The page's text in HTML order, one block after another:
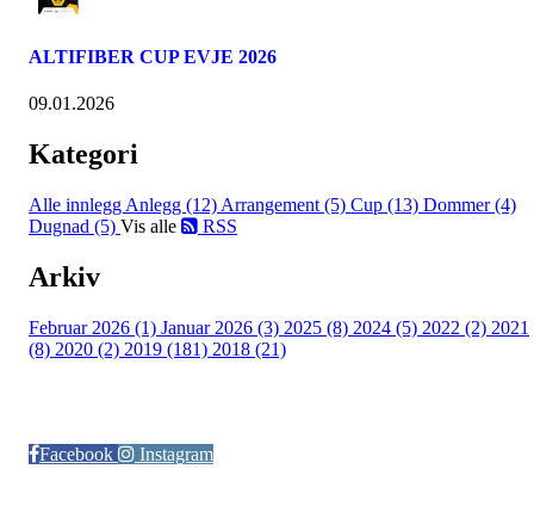
ALTIFIBER CUP EVJE 2026
09.01.2026
Kategori
Alle innlegg Anlegg (12) Arrangement (5) Cup (13) Dommer (4)
Dugnad (5) Vis alle RSS
Arkiv
Februar 2026 (1) Januar 2026 (3) 2025 (8) 2024 (5) 2022 (2) 2021
(8) 2020 (2) 2019 (181) 2018 (21)
Facebook
Instagram